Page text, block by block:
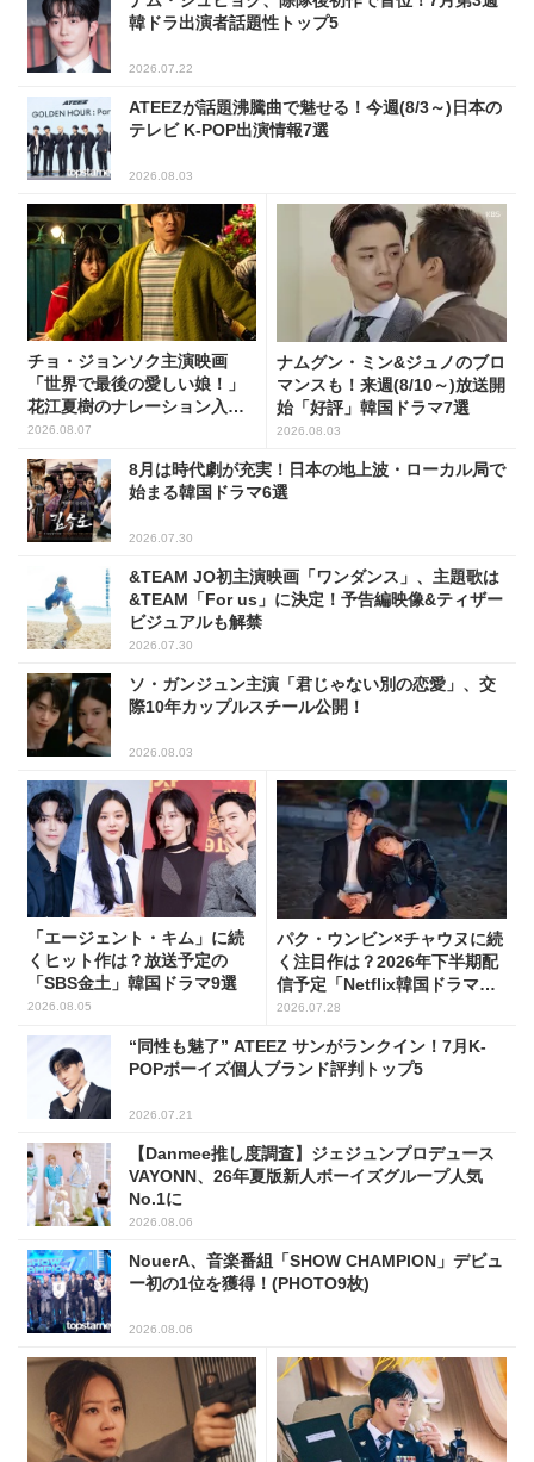
韓ドラ出演者話題性トップ5
2026.07.22
ATEEZが話題沸騰曲で魅せる！今週(8/3～)日本の
テレビ K-POP出演情報7選
2026.08.03
チョ・ジョンソク主演映画
「世界で最後の愛しい娘！」
花江夏樹のナレーション入り
予告映像解禁！
2026.08.07
ナムグン・ミン&ジュノのブロ
マンスも！来週(8/10～)放送開
始「好評」韓国ドラマ7選
2026.08.03
8月は時代劇が充実！日本の地上波・ローカル局で
始まる韓国ドラマ6選
2026.07.30
&TEAM JO初主演映画「ワンダンス」、主題歌は
&TEAM「For us」に決定！予告編映像&ティザー
ビジュアルも解禁
2026.07.30
ソ・ガンジュン主演「君じゃない別の恋愛」、交
際10年カップルスチール公開！
2026.08.03
「エージェント・キム」に続
くヒット作は？放送予定の
「SBS金土」韓国ドラマ9選
2026.08.05
パク・ウンビン×チャウヌに続
く注目作は？2026年下半期配
信予定「Netflix韓国ドラマ」8
選
2026.07.28
“同性も魅了” ATEEZ サンがランクイン！7月K-
POPボーイズ個人ブランド評判トップ5
2026.07.21
【Danmee推し度調査】ジェジュンプロデュース
VAYONN、26年夏版新人ボーイズグループ人気
No.1に
2026.08.06
NouerA、音楽番組「SHOW CHAMPION」デビュ
ー初の1位を獲得！(PHOTO9枚)
2026.08.06